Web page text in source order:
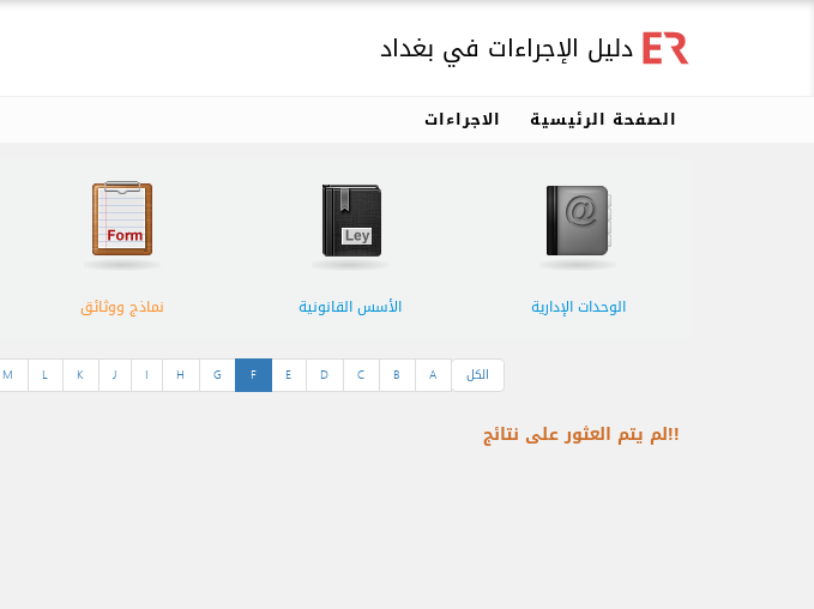
دليل الإجراءات في بغداد
الصفحة الرئيسية الاجراءات
الوحدات الإدارية الأسس القانونية نماذج ووثائق
الكل A
B
C
D
E
F
G
H
I
J
K
L
M
!!لم يتم العثور على نتائج